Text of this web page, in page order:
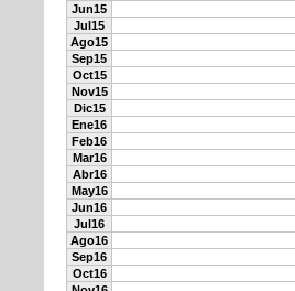
Jun15
Jul15
Ago15
Sep15
Oct15
Nov15
Dic15
Ene16
Feb16
Mar16
Abr16
May16
Jun16
Jul16
Ago16
Sep16
Oct16